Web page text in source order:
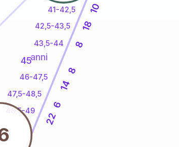
41-42,5
42,5-43,5
43,5-44
46-47,5
47,5-48,5
48,5-49
10
18
8
8
14
6
22
45anni